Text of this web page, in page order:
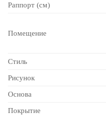
Раппорт (см)
Помещение
Стиль
Рисунок
Основа
Покрытие